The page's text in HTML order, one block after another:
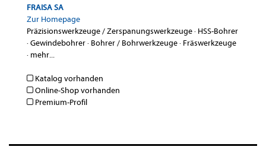
FRAISA SA
Zur Homepage
Präzisionswerkzeuge / Zerspanungswerkzeuge· HSS-Bohrer
·Gewindebohrer· Bohrer / Bohrwerkzeuge· Fräswerkzeuge
· mehr...
Katalog vorhanden
Online-Shop vorhanden
Premium-Profil